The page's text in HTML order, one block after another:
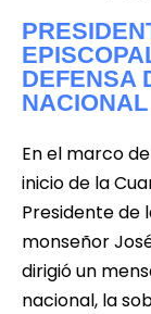
DEFENSA
NACIONAL
En el marco
inicio de la
Presidente de
monseñor
dirigió un
nacional, la